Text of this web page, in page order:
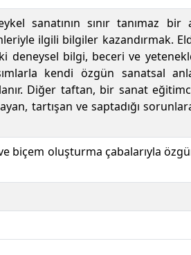
sanatının sınır tanımaz bir
ilgili bilgiler kazandırmak.
bilgi, beceri ve
kendi özgün sanatsal
Diğer taftan, bir sanat
tartışan ve saptadığı
biçem oluşturma çabalarıyla